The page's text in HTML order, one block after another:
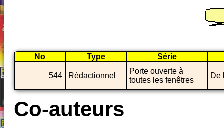
No Type Série
544 Rédactionnel
Porte ouverte à
toutes les fenêtres
De
Co-auteurs